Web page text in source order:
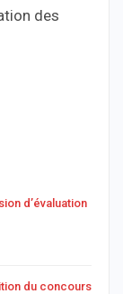
des
d’évaluation
du concours